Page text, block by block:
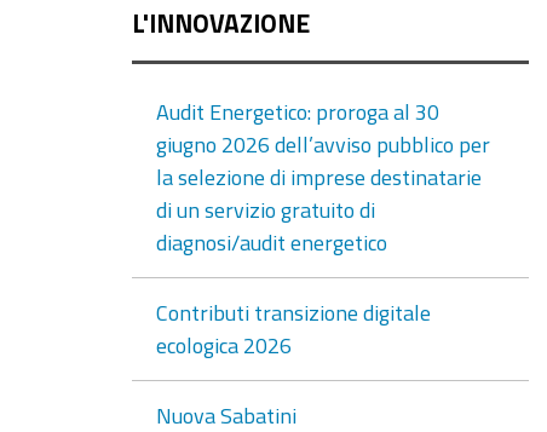
L'INNOVAZIONE
Audit Energetico: proroga al 30
giugno 2026 dell’avviso pubblico per
la selezione di imprese destinatarie
di un servizio gratuito di
diagnosi/audit energetico
Contributi transizione digitale
ecologica 2026
Nuova Sabatini